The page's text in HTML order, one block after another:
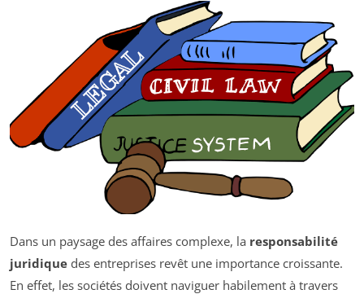
Dans un paysage des affaires complexe, la responsabilité
juridique des entreprises revêt une importance croissante.
En effet, les sociétés doivent naviguer habilement à travers